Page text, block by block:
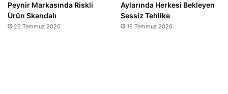
Peynir Markasında Riskli
Ürün Skandalı
26 Temmuz 2026
Aylarında Herkesi Bekleyen
Sessiz Tehlike
19 Temmuz 2026